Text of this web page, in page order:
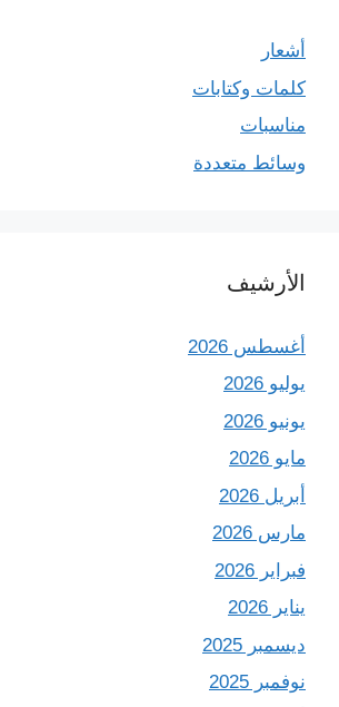
أشعار
كلمات وكتابات
مناسبات
وسائط متعددة
الأرشيف
أغسطس 2026
يوليو 2026
يونيو 2026
مايو 2026
أبريل 2026
مارس 2026
فبراير 2026
يناير 2026
ديسمبر 2025
نوفمبر 2025